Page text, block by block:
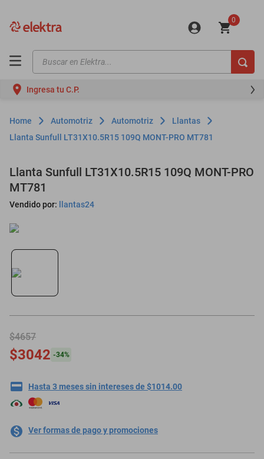
0
Buscar en Elektra...
Ingresa tu C.P.
Automotriz Automotriz
Llantas
Llanta Sunfull LT31X10.5R15 109Q MONT-PRO MT781
Llanta Sunfull LT31X10.5R15 109Q MONT-PRO
MT781
Vendido por: llantas24
$4657
$3042 -34%
Hasta 3 meses sin intereses de $1014.00
Ver formas de pago y promociones
motos
moto
celulares
refrigeradores
lavadoras